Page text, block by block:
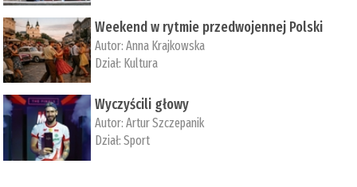
Weekend w rytmie przedwojennej Polski
Autor:Anna Krajkowska
Dział: Kultura
Wyczyścili głowy
Autor:Artur Szczepanik
Dział:Sport